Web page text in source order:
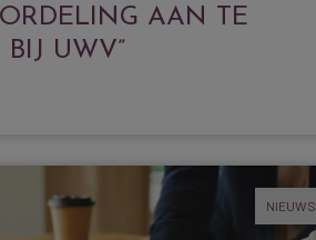
AAN TE
UWV”
NIEUWS